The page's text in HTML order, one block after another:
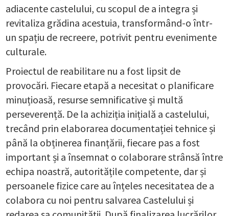
adiacente castelului, cu scopul de a integra și
revitaliza grădina acestuia, transformând-o într-
un spațiu de recreere, potrivit pentru evenimente
culturale.
Proiectul de reabilitare nu a fost lipsit de
provocări. Fiecare etapă a necesitat o planificare
minuțioasă, resurse semnificative și multă
perseverență. De la achiziția inițială a castelului,
trecând prin elaborarea documentației tehnice și
până la obținerea finanțării, fiecare pas a fost
important și a însemnat o colaborare strânsă între
echipa noastră, autoritățile competente, dar și
persoanele fizice care au înțeles necesitatea de a
colabora cu noi pentru salvarea Castelului și